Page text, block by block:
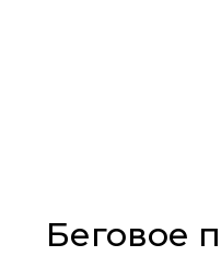
Беговое